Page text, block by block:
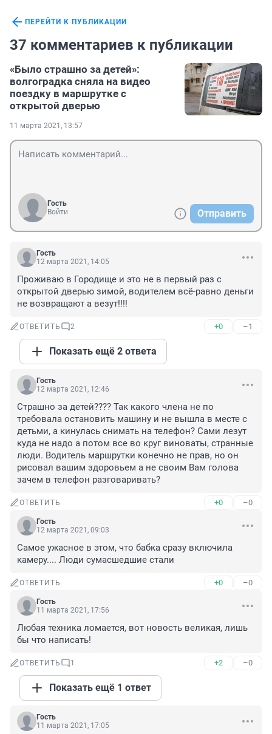
ПЕРЕЙТИ К ПУБЛИКАЦИИ
37 комментариев к публикации
«Было страшно за детей»:
волгоградка сняла на видео
поездку в маршрутке с
открытой дверью
11 марта 2021, 13:57
Гость
Войти
Отправить
Гость
12 марта 2021, 14:05
Проживаю в Городище и это не в первый раз с
открытой дверью зимой, водителем всё-равно деньги
не возвращают а везут!!!!
ОТВЕТИТЬ 2 +0 –1
Показать ещё 2 ответа
Гость
12 марта 2021, 12:46
Страшно за детей???? Так какого члена не по
требовала остановить машину и не вышла в месте с
детьми, а кинулась снимать на телефон? Сами лезут
куда не надо а потом все во круг виноваты, странные
люди. Водитель маршрутки конечно не прав, но он
рисовал вашим здоровьем а не своим Вам голова
зачем в телефон разговаривать?
ОТВЕТИТЬ +0 –0
Гость
12 марта 2021, 09:03
Самое ужасное в этом, что бабка сразу включила
камеру.... Люди сумасшедшие стали
ОТВЕТИТЬ +0 –0
Гость
11 марта 2021, 17:56
Любая техника ломается, вот новость великая, лишь
бы что написать!
ОТВЕТИТЬ 1 +2 –0
Показать ещё 1 ответ
Гость
11 марта 2021, 17:05